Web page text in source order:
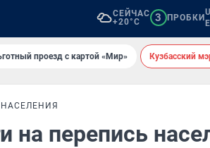
СЕЙЧАС
+20°C
3 ПРОБКИ
проезд с картой «Мир» Кузбасский
на перепись